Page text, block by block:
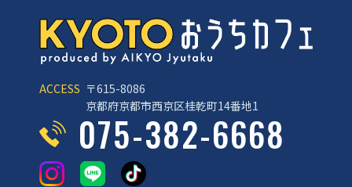
ACCESS 〒615-8086
京都府京都市西京区桂乾町14番地1
075-382-6668